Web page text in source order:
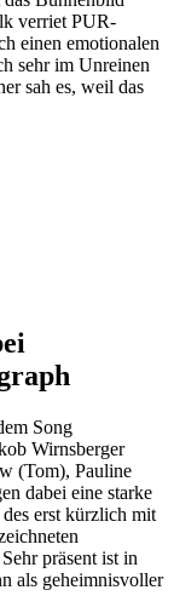
verriet PUR-
einen emotionalen
sehr im Unreinen
sah es, weil das
Song
Wirnsberger
(Tom), Pauline
dabei eine starke
erst kürzlich mit
präsent ist in
als geheimnisvoller